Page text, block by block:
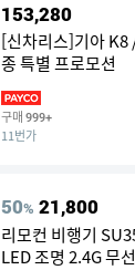
153,280
[신차리스]기아 K8
종 특별 프로모션
구매 999+
11번가
50% 21,800
리모컨 비행기
LED 조명 2.4G 무